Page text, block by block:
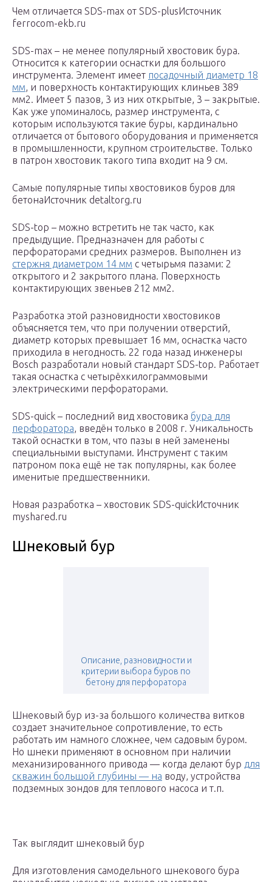
Чем отличается SDS-max от SDS-plusИсточник
ferrocom-ekb.ru
SDS-max – не менее популярный хвостовик бура.
Относится к категории оснастки для большого
инструмента. Элемент имеет посадочный диаметр 18
мм, и поверхность контактирующих клиньев 389
мм2. Имеет 5 пазов, 3 из них открытые, 3 – закрытые.
Как уже упоминалось, размер инструмента, с
которым используются такие буры, кардинально
отличается от бытового оборудования и применяется
в промышленности, крупном строительстве. Только
в патрон хвостовик такого типа входит на 9 см.
Самые популярные типы хвостовиков буров для
бетонаИсточник detaltorg.ru
SDS-top – можно встретить не так часто, как
предыдущие. Предназначен для работы с
перфораторами средних размеров. Выполнен из
стержня диаметром 14 мм с четырьмя пазами: 2
открытого и 2 закрытого плана. Поверхность
контактирующих звеньев 212 мм2.
Разработка этой разновидности хвостовиков
объясняется тем, что при получении отверстий,
диаметр которых превышает 16 мм, оснастка часто
приходила в негодность. 22 года назад инженеры
Bosch разработали новый стандарт SDS-top. Работает
такая оснастка с четырёхкилограммовыми
электрическими перфораторами.
SDS-quick – последний вид хвостовика бура для
перфоратора, введён только в 2008 г. Уникальность
такой оснастки в том, что пазы в ней заменены
специальными выступами. Инструмент с таким
патроном пока ещё не так популярны, как более
именитые предшественники.
Новая разработка – хвостовик SDS-quickИсточник
myshared.ru
Шнековый бур
Описание, разновидности и
критерии выбора буров по
бетону для перфоратора
Шнековый бур из-за большого количества витков
создает значительное сопротивление, то есть
работать им намного сложнее, чем садовым буром.
Но шнеки применяют в основном при наличии
механизированного привода — когда делают бур для
скважин большой глубины — на воду, устройства
подземных зондов для теплового насоса и т.п.
Так выглядит шнековый бур
Для изготовления самодельного шнекового бура